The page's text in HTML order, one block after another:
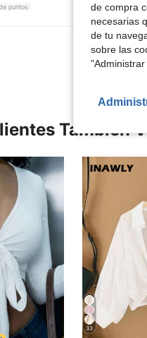
puntos
Ver
También
33
de compra
necesarias
de tu
sobre las